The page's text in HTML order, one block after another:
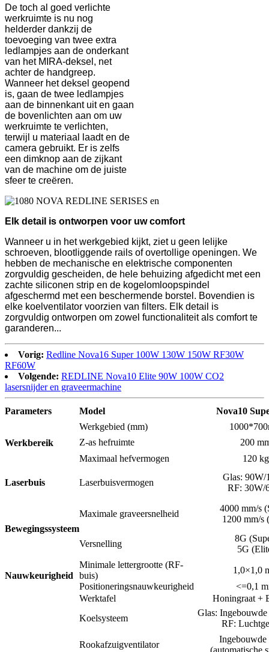
De toch al goed verlichte
werkruimte is nu nog
helderder dankzij de
toevoeging van twee extra
ledlampjes aan de onderkant
van het MIRA-deksel, net
achter de handgreep.
Wanneer het deksel geopend
is, gaan de twee ledlampjes
aan de binnenkant uit en gaan
de bovenlichten aan om uw
werkruimte te verlichten,
terwijl u materiaal laadt en de
camera gebruikt. Er is zelfs
een dimknop aan de zijkant
van de machine om de juiste
sfeer te creëren.
Elk detail is ontworpen voor uw comfort
Wanneer u in het werkgebied kijkt, ziet u geen lelijke
schroeven, blootliggende rails of overtollige openingen. We
hebben de mechanische en elektrische componenten
zorgvuldig gescheiden, de hele behuizing afgedicht met een
zachte siliconen strip en de kogelomloopspindel
afgeschermd met een beschermende borstel. Bovendien is
elke koelventilator voorzien van filters. Elk detail is
zorgvuldig ontworpen om zowel functionaliteit als comfort te
garanderen...
Vorig: Redline Nova16 Super 100W 130W 150W RF30W
RF60W
Volgende: REDLINE Nova10 Elite 90W 100W CO2
lasersnijder en graveermachine
Parameters Model Nova10
Werkbereik
Werkgebied (mm)
Z-as hefruimte
200
Maximaal hefvermogen
120 kg
Laserbuis Laserbuisvermogen
Glas: 90W/
RF: 30W/
Bewegingssysteem
Maximale graveersnelheid
4000 mm/s
1200 mm/s
Versnelling
8G
5G
Nauwkeurigheid
Minimale lettergrootte (RF-
buis)
1,0×1,0
Positioneringsnauwkeurigheid
<=0,1
Werktafel
Honingraat +
Koelsysteem
Glas:
RF:
Rookafzuigventilator